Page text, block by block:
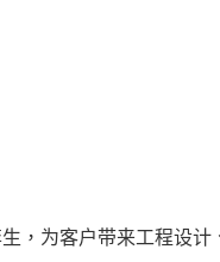
，为客户带来工程设